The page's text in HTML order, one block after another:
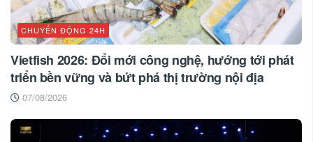
CHUYỂN ĐỘNG 24H
Vietfish 2026: Đổi mới công nghệ, hướng tới phát
triển bền vững và bứt phá thị trường nội địa
07/08/2026